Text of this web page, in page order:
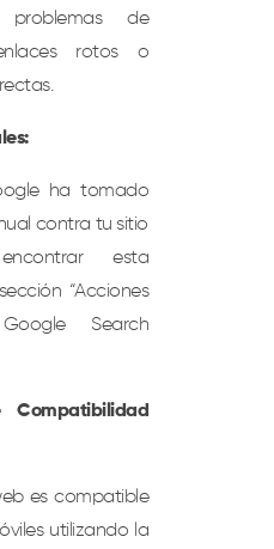
problemas de
rotos o
ha tomado
contra tu sitio
esta
“Acciones
Search
es compatible
utilizando la